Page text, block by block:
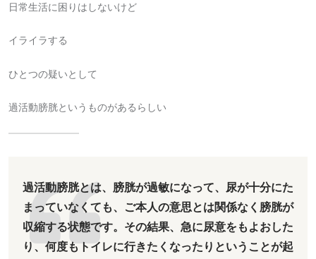
日常生活に困りはしないけど
イライラする
ひとつの疑いとして
過活動膀胱というものがあるらしい
過活動膀胱とは、膀胱が過敏になって、尿が十分にた
まっていなくても、ご本人の意思とは関係なく膀胱が
収縮する状態です。その結果、急に尿意をもよおした
り、何度もトイレに行きたくなったりということが起